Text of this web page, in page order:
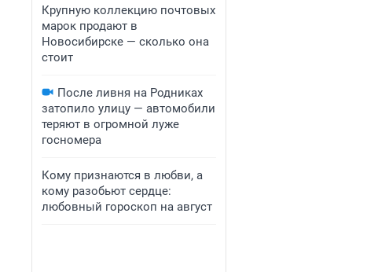
Крупную коллекцию почтовых
марок продают в
Новосибирске — сколько она
стоит
После ливня на Родниках
затопило улицу — автомобили
теряют в огромной луже
госномера
Кому признаются в любви, а
кому разобьют сердце:
любовный гороскоп на август